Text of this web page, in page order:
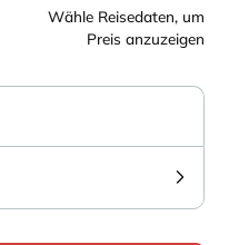
Wähle Reisedaten, um
Preis anzuzeigen